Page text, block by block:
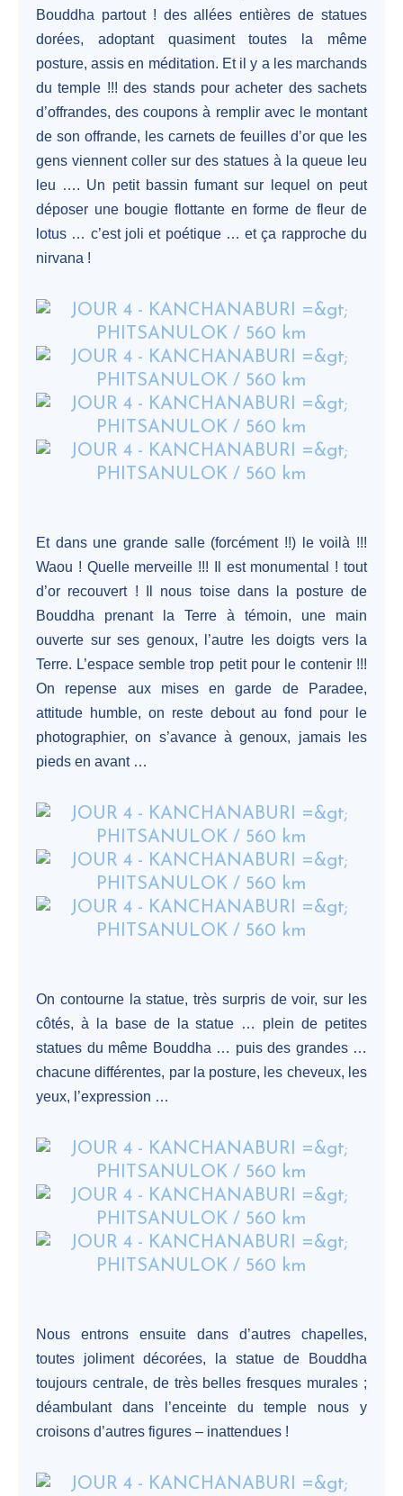
Bouddha partout ! des allées entières de statues
dorées, adoptant quasiment toutes la même
posture, assis en méditation. Et il y a les marchands
du temple !!! des stands pour acheter des sachets
d’offrandes, des coupons à remplir avec le montant
de son offrande, les carnets de feuilles d’or que les
gens viennent coller sur des statues à la queue leu
leu …. Un petit bassin fumant sur lequel on peut
déposer une bougie flottante en forme de fleur de
lotus … c’est joli et poétique … et ça rapproche du
nirvana !
Et dans une grande salle (forcément !!) le voilà !!!
Waou ! Quelle merveille !!! Il est monumental ! tout
d’or recouvert ! Il nous toise dans la posture de
Bouddha prenant la Terre à témoin, une main
ouverte sur ses genoux, l’autre les doigts vers la
Terre. L’espace semble trop petit pour le contenir !!!
On repense aux mises en garde de Paradee,
attitude humble, on reste debout au fond pour le
photographier, on s’avance à genoux, jamais les
pieds en avant …
On contourne la statue, très surpris de voir, sur les
côtés, à la base de la statue … plein de petites
statues du même Bouddha … puis des grandes …
chacune différentes, par la posture, les cheveux, les
yeux, l’expression …
Nous entrons ensuite dans d’autres chapelles,
toutes joliment décorées, la statue de Bouddha
toujours centrale, de très belles fresques murales ;
déambulant dans l’enceinte du temple nous y
croisons d’autres figures – inattendues !